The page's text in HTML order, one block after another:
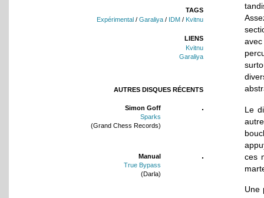
TAGS
Expérimental / Garaliya / IDM / Kvitnu
LIENS
Kvitnu
Garaliya
AUTRES DISQUES RÉCENTS
Simon Goff
Sparks
(Grand Chess Records)
Manual
True Bypass
(Darla)
Le
ces
Une